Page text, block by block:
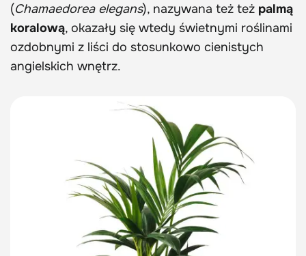
(Chamaedorea elegans), nazywana też też palmą
koralową, okazały się wtedy świetnymi roślinami
ozdobnymi z liści do stosunkowo cienistych
angielskich wnętrz.